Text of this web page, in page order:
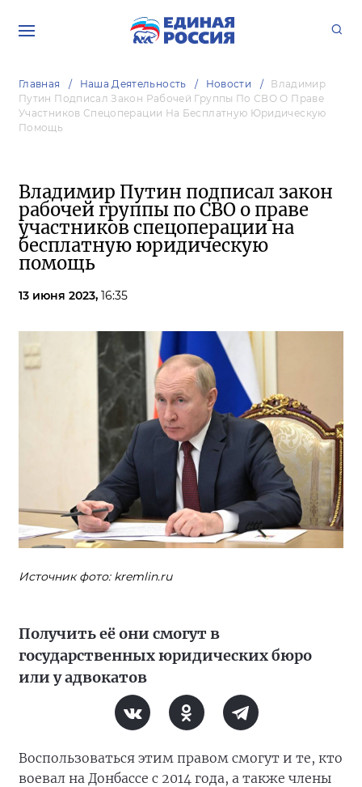
Главная Наша Деятельность Новости
Владимир
Путин Подписал Закон Рабочей Группы По СВО О Праве
Участников Спецоперации На Бесплатную Юридическую
Помощь
Владимир Путин подписал закон
рабочей группы по СВО о праве
участников спецоперации на
бесплатную юридическую
помощь
13 июня 2023, 16:35
Источник фото: kremlin.ru
Получить её они смогут в
государственных юридических бюро
или у адвокатов
Воспользоваться этим правом смогут и те, кто
воевал на Донбассе с 2014 года, а также члены